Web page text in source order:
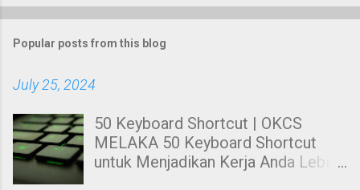
Popular posts from this blog
July 25, 2024
50 Keyboard Shortcut | OKCS
MELAKA 50 Keyboard Shortcut
untuk Menjadikan Kerja Anda Lebih